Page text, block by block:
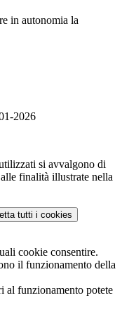
in autonomia la
2026
si avvalgono di
finalità illustrate nella
tutti i cookies
cookie consentire.
il funzionamento della
al funzionamento potete